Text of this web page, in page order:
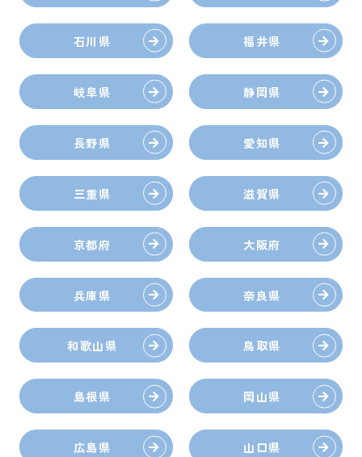
石川県 福井県
岐阜県 静岡県
長野県 愛知県
三重県 滋賀県
京都府 大阪府
兵庫県 奈良県
和歌山県 鳥取県
島根県 岡山県
広島県 山口県